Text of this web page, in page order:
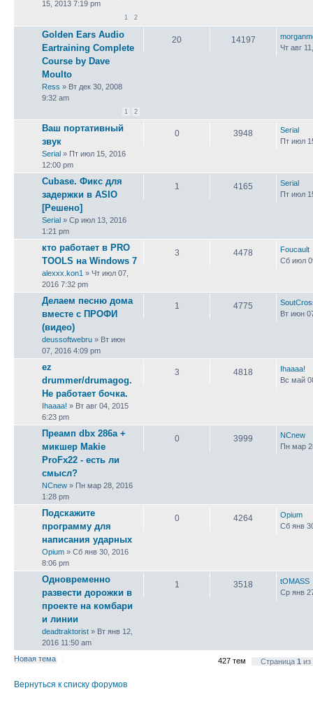
15, 2013 7:19 pm
1 2
Golden Ears Audio
Eartraining Complete
Course by Dave
Moulto
Ress » Вт дек 30, 2008
9:32 am
1 2
20 14197
Чт авг
Ваш портативный
звук
Serial » Пт июл 15, 2016
12:00 pm
0 3948
Serial
Пт июл
Cubase. Фикс для
задержки в ASIO
[Решено]
Serial » Ср июл 13, 2016
1:21 pm
1 4165
Serial
Пт июл
кто работает в PRO
TOOLS на Windows 7
alexxx.kon1 » Чт июл 07,
2016 7:32 pm
3 4478
Foucault
Сб июл
Делаем песню дома
вместе с ПРОФИ
(видео)
deussoftwebru » Вт июн
07, 2016 4:09 pm
1 4775
Вт июн
ez
drummer/drumagog.
Не работает бочка.
Ihaaaa! » Вт авг 04, 2015
6:23 pm
3 4818
Ihaaaa!
Вс май
Преамп dbx 286a +
микшер Makie
ProFx22 - есть ли
смысл?
NCnew » Пн мар 28, 2016
1:28 pm
0 3999
NCnew
Пн мар
Подскажите
программу для
написания ударных
Opium » Сб янв 30, 2016
8:06 pm
0 4264
Opium
Сб янв
Одновременно
развести дорожки в
проекте на комбари
и линии
deadtraktorist » Вт янв 12,
2016 11:50 am
1 3518
tOMASS
Ср янв
Новая тема 427 тем Страница 1 из
Вернуться к списку форумов